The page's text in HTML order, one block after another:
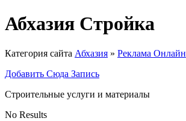
Абхазия Стройка
Категория сайта Абхазия » Реклама Онлайн
Добавить Сюда Запись
Строительные услуги и материалы
No Results